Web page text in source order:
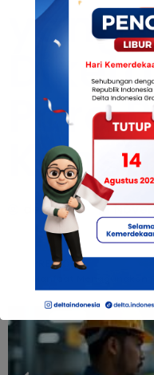
yang
Para
deltaindo
PREVIOUS